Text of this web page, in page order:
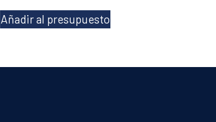
Añadir al presupuesto